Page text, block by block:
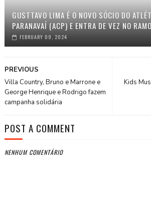
GUSTTAVO LIMA É O NOVO SÓCIO DO
PARANAVAÍ (ACP) E ENTRA DE VEZ NO
FEBRUARY 09, 2024
Kids
PREVIOUS
Villa Country, Bruno e Marrone e
George Henrique e Rodrigo fazem
campanha solidária
POST A COMMENT
NENHUM COMENTÁRIO